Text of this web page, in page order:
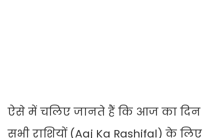
ऐसे में चलिए जानते हैं कि आज का दिन
सभी राशियों (Aaj Ka Rashifal) के लिए